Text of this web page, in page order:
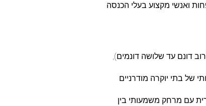
ואנשי מקצוע בעלי הכנסה
דונם עד שלושה דונמים),
של בתי יוקרה מודרניים
עם מרחק משמעותי בין